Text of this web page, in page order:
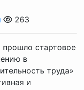
263
стартовое
в
труда»
и